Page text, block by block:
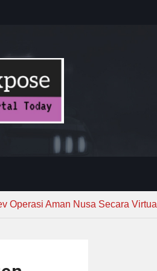
Operasi Aman Nusa Secara Virtual